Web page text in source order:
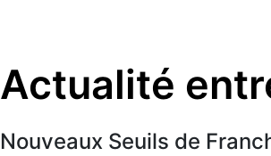
Actualité
Nouveaux Seuils de